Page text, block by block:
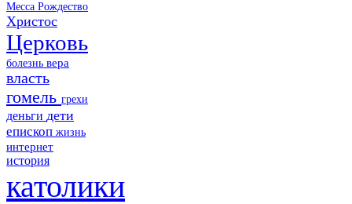
Месса Рождество
Христос
Церковь
болезнь вера
власть
гомель грехи
деньги дети
епископ жизнь
интернет
история
католики